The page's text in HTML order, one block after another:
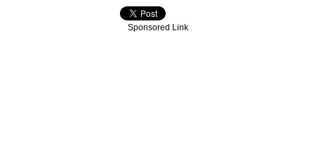
Sponsored Link